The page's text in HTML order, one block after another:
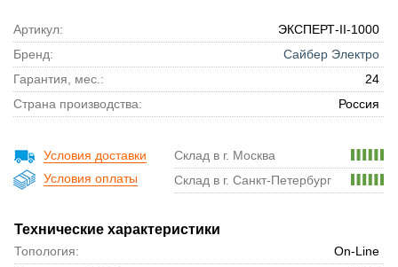
Артикул:
ЭКСПЕРТ-II-1000
Бренд:
Сайбер Электро
Гарантия, мес.:
24
Страна производства:
Россия
Условия доставки
Условия оплаты
Склад в г. Москва
Склад в г. Санкт-Петербург
Технические характеристики
Топология:
On-Line